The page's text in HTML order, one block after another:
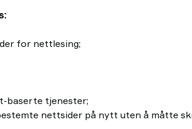
for nettlesing;
baserte tjenester;
nettsider på nytt uten å måtte